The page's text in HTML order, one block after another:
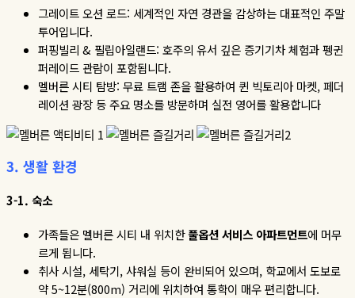
그레이트 오션 로드: 세계적인 자연 경관을 감상하는 대표적인 주말
투어입니다.
퍼핑빌리 & 필립아일랜드: 호주의 유서 깊은 증기기차 체험과 펭귄
퍼레이드 관람이 포함됩니다.
멜버른 시티 탐방: 무료 트램 존을 활용하여 퀸 빅토리아 마켓, 페더
레이션 광장 등 주요 명소를 방문하며 실전 영어를 활용합니다
3. 생활 환경
3-1. 숙소
가족들은 멜버른 시티 내 위치한풀옵션서비스 아파트먼트에 머무
르게 됩니다.
취사 시설, 세탁기, 샤워실 등이 완비되어 있으며, 학교에서 도보로
약5~12분(800m) 거리에 위치하여 통학이 매우 편리합니다.